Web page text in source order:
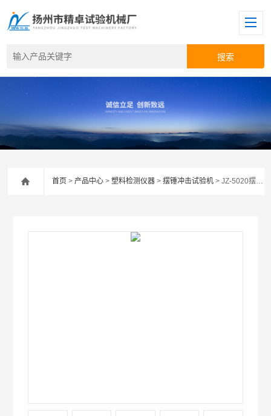
首页 >产品中心 >塑料检测仪器 >摆锤冲击试验机 > JZ-5020摆锤冲击试验机